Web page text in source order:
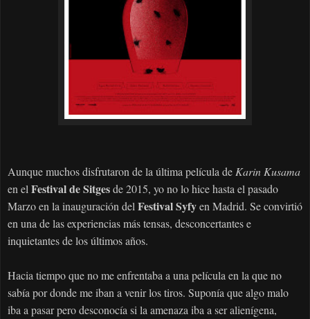
Aunque muchos disfrutaron de la última película deKarin Kusama
en elFestival de Sitgesde 2015, yo no lo hice hasta el pasado
Marzo en la inauguración delFestival Syfyen Madrid. Se convirtió
en una de las experiencias más tensas, desconcertantes e
inquietantes de los últimos años.
Hacia tiempo que no me enfrentaba a una película en la que no
sabía por donde me iban a venir los tiros. Suponía que algo malo
iba a pasar pero desconocía si la amenaza iba a ser alienígena,